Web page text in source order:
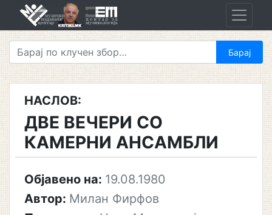
НАСЛОВ:
ДВЕ ВЕЧЕРИ СО
КАМЕРНИ АНСАМБЛИ
Објавено на: 19.08.1980
Автор: Милан Фирфов